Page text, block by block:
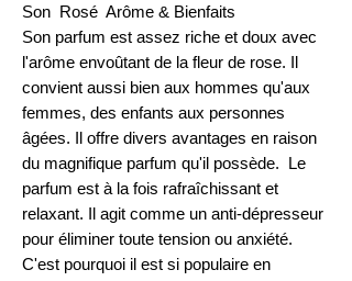
Son Rosé Arôme & Bienfaits
Son parfum est assez riche et doux avec
l'arôme envoûtant de la fleur de rose. Il
convient aussi bien aux hommes qu'aux
femmes, des enfants aux personnes
âgées. Il offre divers avantages en raison
du magnifique parfum qu'il possède. Le
parfum est à la fois rafraîchissant et
relaxant. Il agit comme un anti-dépresseur
pour éliminer toute tension ou anxiété.
C'est pourquoi il est si populaire en